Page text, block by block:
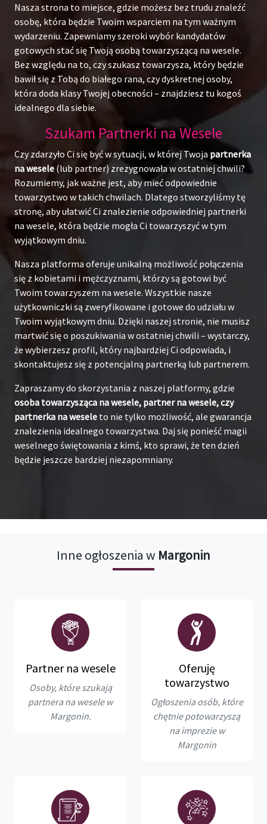
Nasza strona to miejsce, gdzie możesz bez trudu znaleźć
osobę, która będzie Twoim wsparciem na tym ważnym
wydarzeniu. Zapewniamy szeroki wybór kandydatów
gotowych stać się Twoją osobą towarzyszącą na wesele.
Bez względu na to, czy szukasz towarzysza, który będzie
bawił się z Tobą do białego rana, czy dyskretnej osoby,
która doda klasy Twojej obecności – znajdziesz tu kogoś
idealnego dla siebie.
Szukam Partnerki na Wesele
Czy zdarzyło Ci się być w sytuacji, w której Twoja partnerka
na wesele (lub partner) zrezygnowała w ostatniej chwili?
Rozumiemy, jak ważne jest, aby mieć odpowiednie
towarzystwo w takich chwilach. Dlatego stworzyliśmy tę
stronę, aby ułatwić Ci znalezienie odpowiedniej partnerki
na wesele, która będzie mogła Ci towarzyszyć w tym
wyjątkowym dniu.
Nasza platforma oferuje unikalną możliwość połączenia
się z kobietami i mężczyznami, którzy są gotowi być
Twoim towarzyszem na wesele. Wszystkie nasze
użytkowniczki są zweryfikowane i gotowe do udziału w
Twoim wyjątkowym dniu. Dzięki naszej stronie, nie musisz
martwić się o poszukiwania w ostatniej chwili – wystarczy,
że wybierzesz profil, który najbardziej Ci odpowiada, i
skontaktujesz się z potencjalną partnerką lub partnerem.
Zapraszamy do skorzystania z naszej platformy, gdzie
osoba towarzysząca na wesele, partner na wesele, czy
partnerka na wesele to nie tylko możliwość, ale gwarancja
znalezienia idealnego towarzystwa. Daj się ponieść magii
weselnego świętowania z kimś, kto sprawi, że ten dzień
będzie jeszcze bardziej niezapomniany.
Inne ogłoszenia w Margonin
Partner na wesele
Osoby, które szukają
partnera na wesele w
Margonin.
Oferuję
towarzystwo
Ogłoszenia osób, które
chętnie potowarzyszą
na imprezie w
Margonin